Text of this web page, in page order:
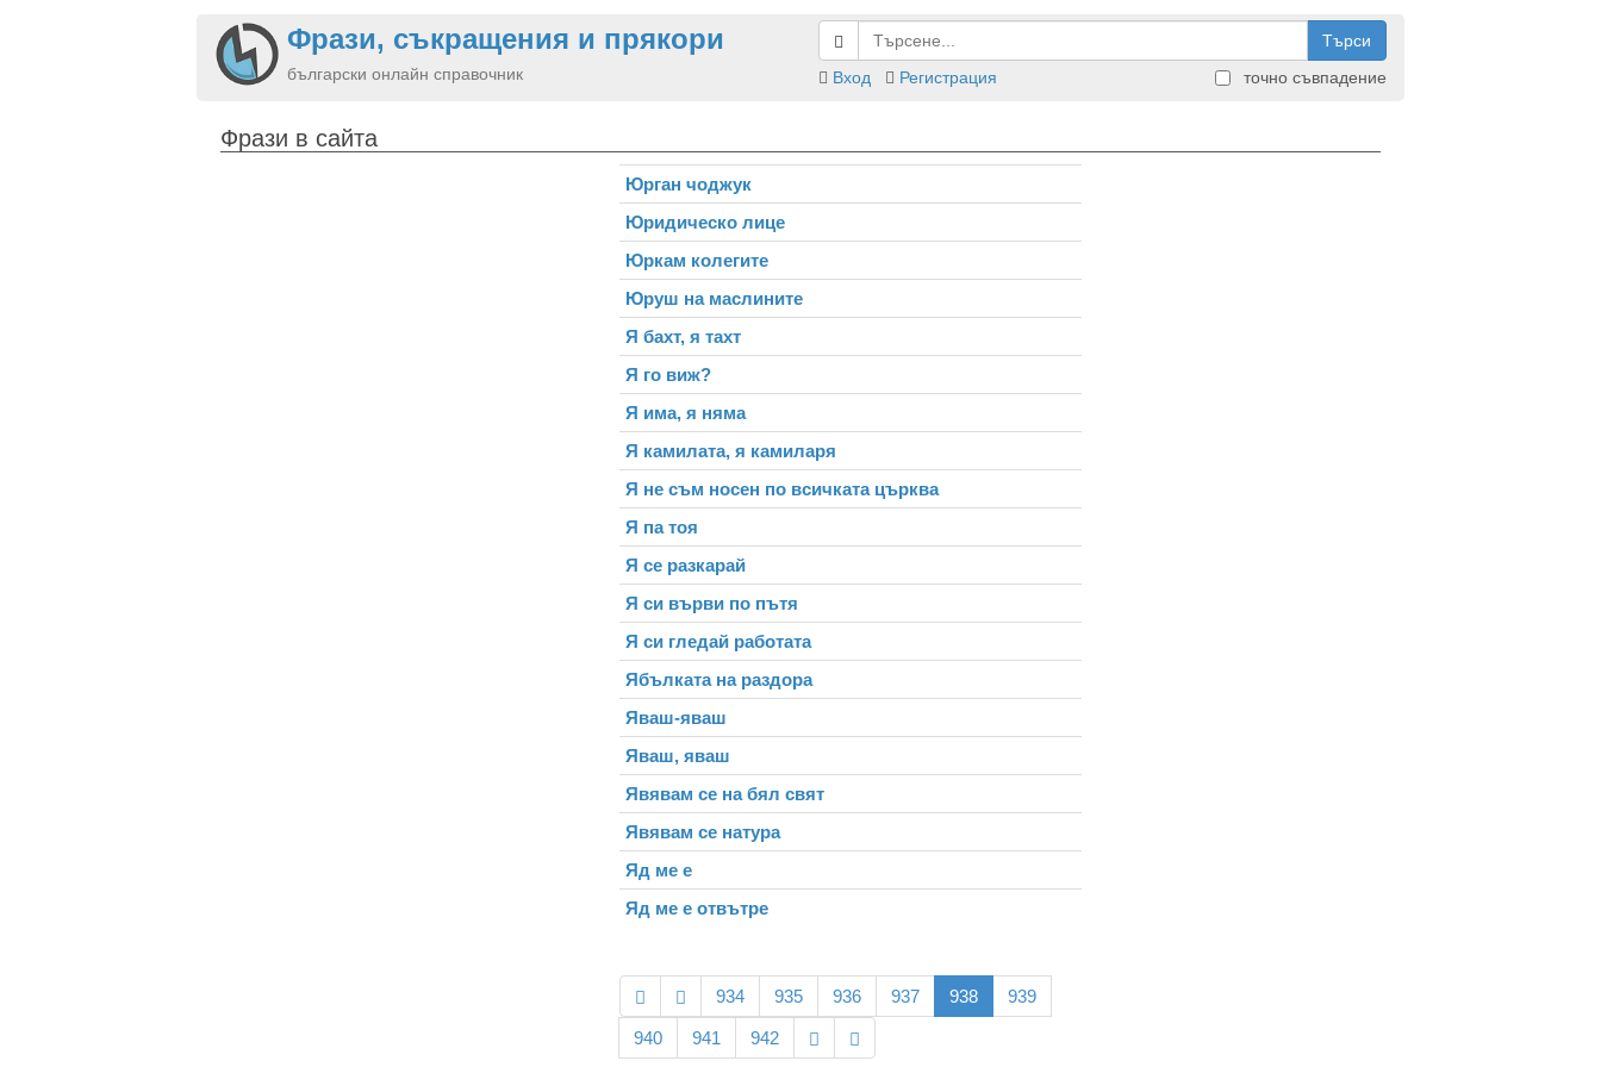
Фрази, съкращения и прякори
български онлайн справочник
Търси
Вход
Регистрация точно съвпадение
Фрази в сайта
Юрган чоджук
Юридическо лице
Юркам колегите
Юруш на маслините
Я бахт, я тахт
Я го виж?
Я има, я няма
Я камилата, я камиларя
Я не съм носен по всичката църква
Я па тоя
Я се разкарай
Я си върви по пътя
Я си гледай работата
Ябълката на раздора
Яваш-яваш
Яваш, яваш
Явявам се на бял свят
Явявам се натура
Яд ме е
Яд ме е отвътре
934 935 936 937 938 939
940 941 942